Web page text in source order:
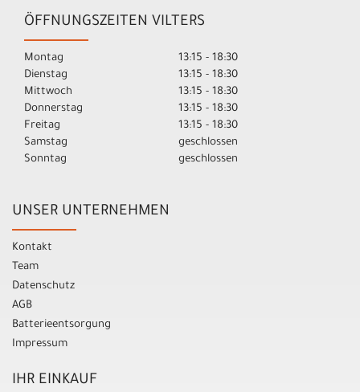
ÖFFNUNGSZEITEN VILTERS
Montag
13:15 - 18:30
Dienstag
13:15 - 18:30
Mittwoch
13:15 - 18:30
Donnerstag
13:15 - 18:30
Freitag
13:15 - 18:30
Samstag
geschlossen
Sonntag
geschlossen
UNSER UNTERNEHMEN
Kontakt
Team
Datenschutz
AGB
Batterieentsorgung
Impressum
IHR EINKAUF